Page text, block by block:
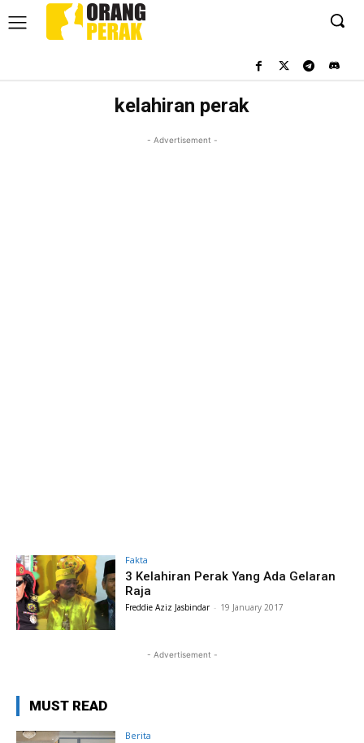
kelahiran perak
- Advertisement -
Fakta
3 Kelahiran Perak Yang Ada Gelaran
Raja
Freddie Aziz Jasbindar - 19 January 2017
- Advertisement -
MUST READ
Berita